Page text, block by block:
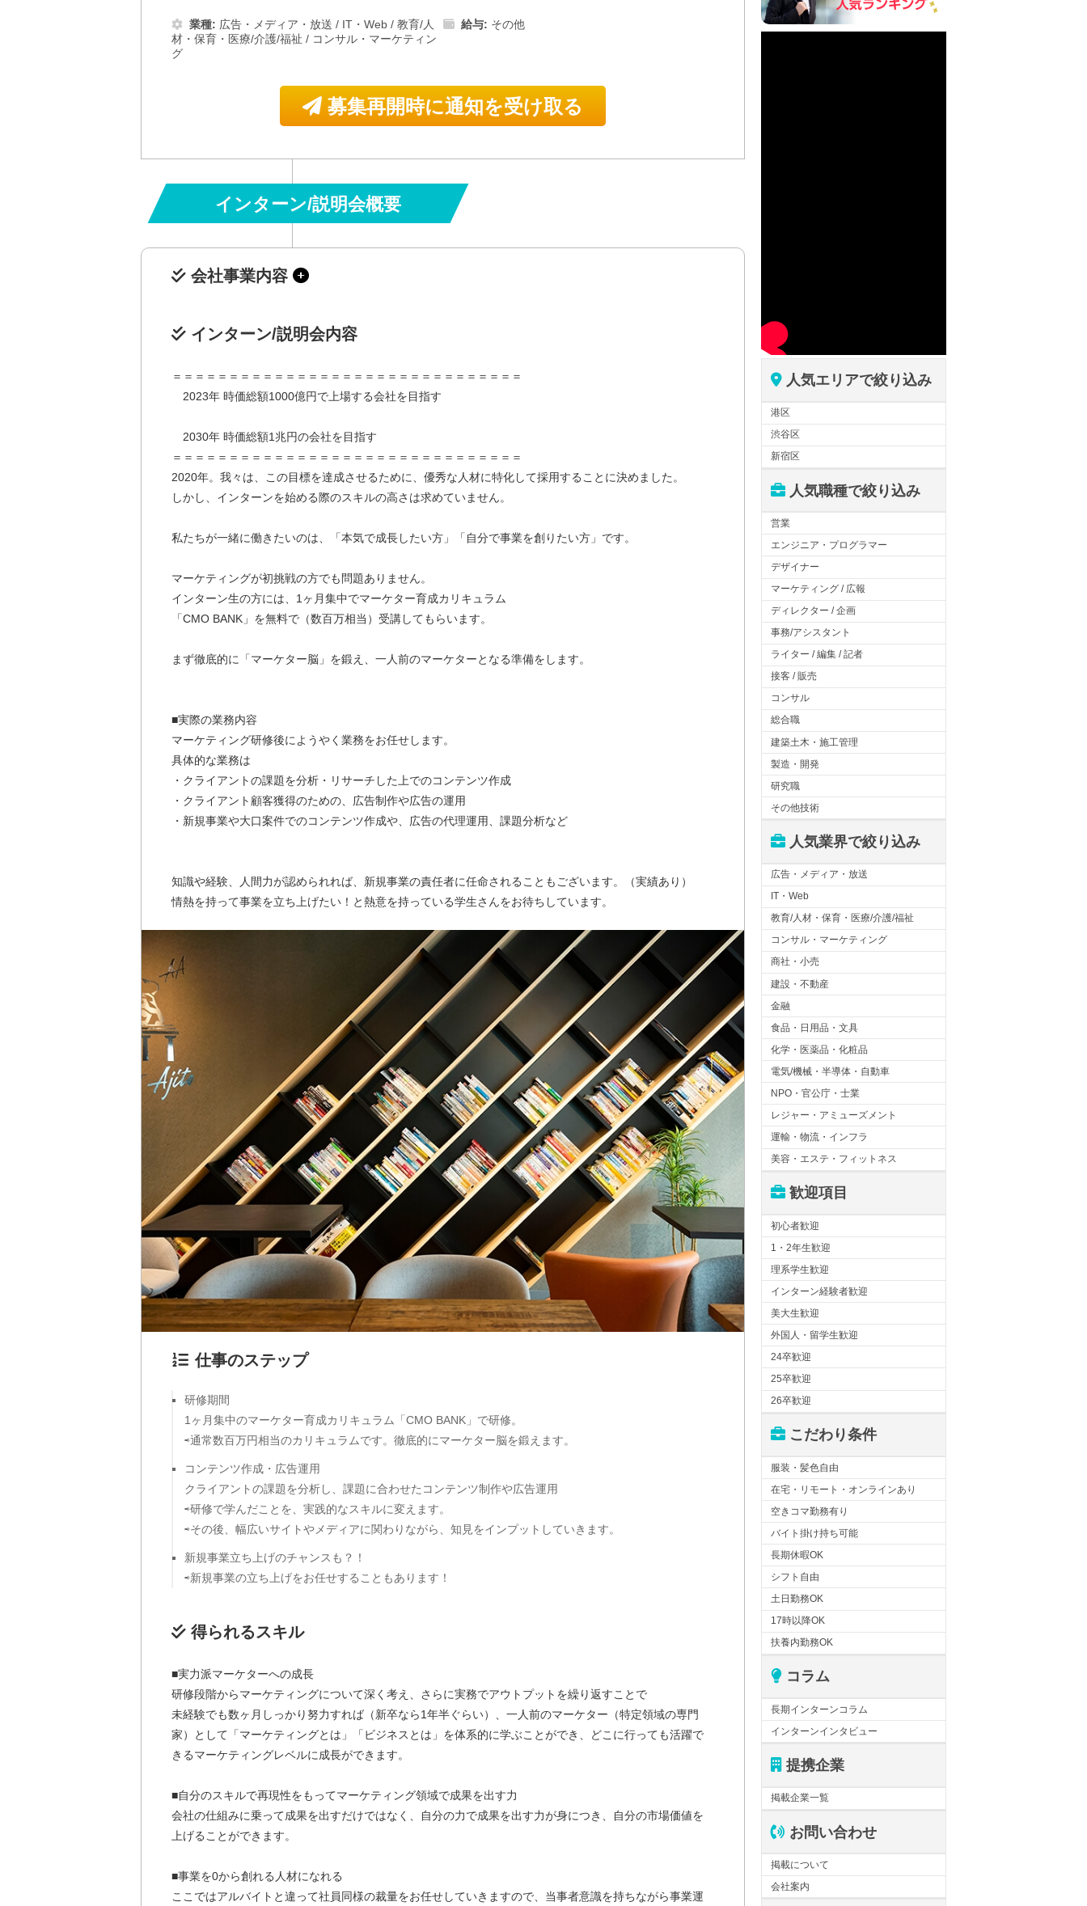
業種: 広告・メディア・放送 / IT・Web /教育/人
材・保育・医療/介護/福祉 / コンサル・マーケティン
グ
給与: その他
募集再開時に通知を受け取る
インターン/説明会概要
会社事業内容
インターン/説明会内容
＝＝＝＝＝＝＝＝＝＝＝＝＝＝＝＝＝＝＝＝＝＝＝＝＝＝＝＝＝＝＝
2023年 時価総額1000億円で上場する会社を目指す
2030年 時価総額1兆円の会社を目指す
＝＝＝＝＝＝＝＝＝＝＝＝＝＝＝＝＝＝＝＝＝＝＝＝＝＝＝＝＝＝＝
2020年。我々は、この目標を達成させるために、優秀な人材に特化して採用することに決めました。
しかし、インターンを始める際のスキルの高さは求めていません。
私たちが一緒に働きたいのは、「本気で成長したい方」「自分で事業を創りたい方」です。
マーケティングが初挑戦の方でも問題ありません。
インターン生の方には、1ヶ月集中でマーケター育成カリキュラム
「CMO BANK」を無料で（数百万相当）受講してもらいます。
まず徹底的に「マーケター脳」を鍛え、一人前のマーケターとなる準備をします。
■実際の業務内容
マーケティング研修後にようやく業務をお任せします。
具体的な業務は
・クライアントの課題を分析・リサーチした上でのコンテンツ作成
・クライアント顧客獲得のための、広告制作や広告の運用
・新規事業や大口案件でのコンテンツ作成や、広告の代理運用、課題分析など
知識や経験、人間力が認められれば、新規事業の責任者に任命されることもございます。（実績あり）
情熱を持って事業を立ち上げたい！と熱意を持っている学生さんをお待ちしています。
仕事のステップ
研修期間
1ヶ月集中のマーケター育成カリキュラム「CMO BANK」で研修。
⇨通常数百万円相当のカリキュラムです。徹底的にマーケター脳を鍛えます。
コンテンツ作成・広告運用
クライアントの課題を分析し、課題に合わせたコンテンツ制作や広告運用
⇨研修で学んだことを、実践的なスキルに変えます。
⇨その後、幅広いサイトやメディアに関わりながら、知見をインプットしていきます。
新規事業立ち上げのチャンスも？！
⇨新規事業の立ち上げをお任せすることもあります！
得られるスキル
■実力派マーケターへの成長
研修段階からマーケティングについて深く考え、さらに実務でアウトプットを繰り返すことで
未経験でも数ヶ月しっかり努力すれば（新卒なら1年半ぐらい）、一人前のマーケター（特定領域の専門
家）として「マーケティングとは」「ビジネスとは」を体系的に学ぶことができ、どこに行っても活躍で
きるマーケティングレベルに成長ができます。
■自分のスキルで再現性をもってマーケティング領域で成果を出す力
会社の仕組みに乗って成果を出すだけではなく、自分の力で成果を出す力が身につき、自分の市場価値を
上げることができます。
■事業を0から創れる人材になれる
ここではアルバイトと違って社員同様の裁量をお任せしていきますので、当事者意識を持ちながら事業運
人気エリアで絞り込み
港区
渋谷区
新宿区
人気職種で絞り込み
営業
エンジニア・プログラマー
デザイナー
マーケティング / 広報
ディレクター / 企画
事務/アシスタント
ライター / 編集 / 記者
接客 / 販売
コンサル
総合職
建築土木・施工管理
製造・開発
研究職
その他技術
人気業界で絞り込み
広告・メディア・放送
IT・Web
教育/人材・保育・医療/介護/福祉
コンサル・マーケティング
商社・小売
建設・不動産
金融
食品・日用品・文具
化学・医薬品・化粧品
電気/機械・半導体・自動車
NPO・官公庁・士業
レジャー・アミューズメント
運輸・物流・インフラ
美容・エステ・フィットネス
歓迎項目
初心者歓迎
1・2年生歓迎
理系学生歓迎
インターン経験者歓迎
美大生歓迎
外国人・留学生歓迎
24卒歓迎
25卒歓迎
26卒歓迎
こだわり条件
服装・髪色自由
在宅・リモート・オンラインあり
空きコマ勤務有り
バイト掛け持ち可能
長期休暇OK
シフト自由
土日勤務OK
17時以降OK
扶養内勤務OK
コラム
長期インターンコラム
インターンインタビュー
提携企業
掲載企業一覧
お問い合わせ
掲載について
会社案内